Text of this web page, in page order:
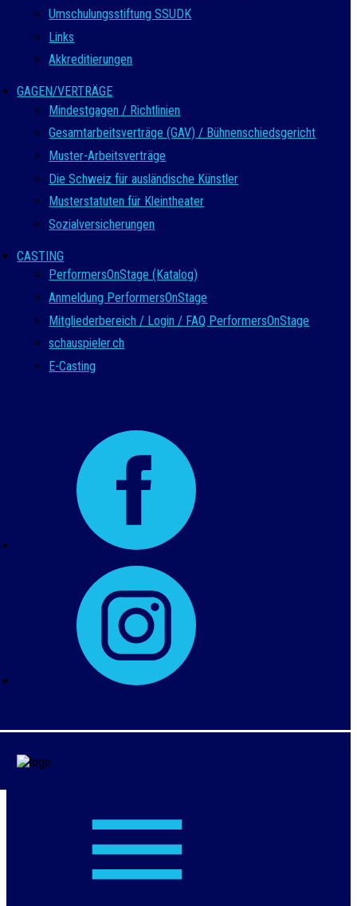
Umschulungsstiftung SSUDK
Links
Akkreditierungen
GAGEN/VERTRÄGE
Mindestgagen / Richtlinien
Gesamtarbeitsverträge (GAV) / Bühnenschiedsgericht
Muster-Arbeitsverträge
Die Schweiz für ausländische Künstler
Musterstatuten für Kleintheater
Sozialversicherungen
CASTING
PerformersOnStage (Katalog)
Anmeldung PerformersOnStage
Mitgliederbereich / Login / FAQ PerformersOnStage
schauspieler.ch
E-Casting